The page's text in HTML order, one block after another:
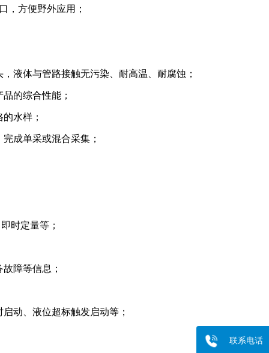
，方便野外应用；
液体与管路接触无污染、耐高温、耐腐蚀；
的综合性能；
水样；
成单采或混合采集；
时定量等；
障等信息；
动、液位超标触发启动等；
联系电话